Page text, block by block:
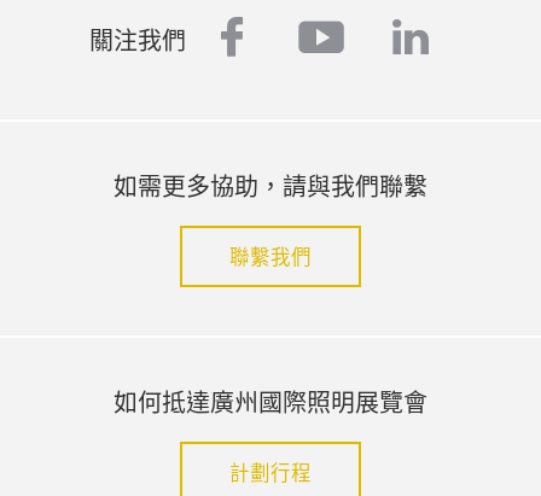
關注我們 facebook
youtube
如需更多協助，請與我們聯繫
聯繫我們
如何抵達廣州國際照明展覽會
計劃行程